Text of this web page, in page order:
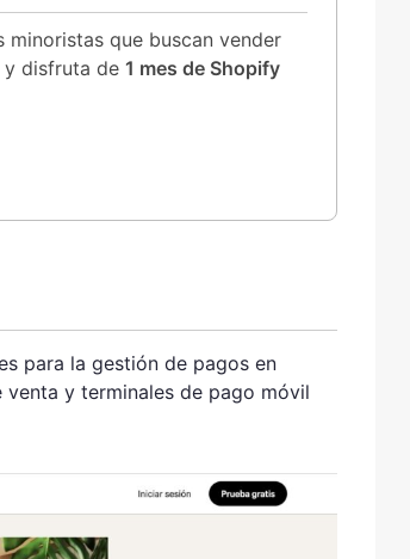
minoristas que buscan vender
y disfruta de 1 mes de Shopify
para la gestión de pagos en
y terminales de pago móvil